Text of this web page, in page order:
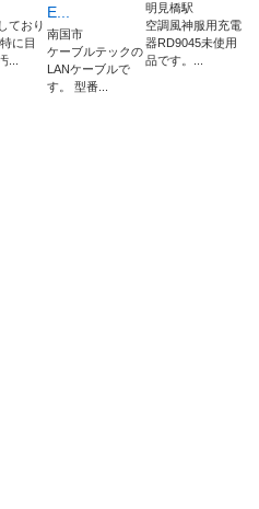
ており
に目
...
E...
南国市
ケーブルテックの
LANケーブルで
す。 型番...
明見橋駅
空調風神服用充電
器RD9045未使用
品です。...